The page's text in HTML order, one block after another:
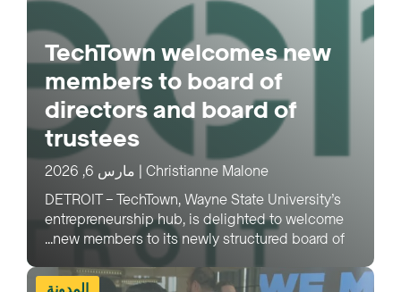
TechTown welcomes new
members to board of
directors and board of
trustees
Christianne Malone
| مارس 6, 2026
DETROIT – TechTown, Wayne State University’s
entrepreneurship hub, is delighted to welcome
new members to its newly structured board of...